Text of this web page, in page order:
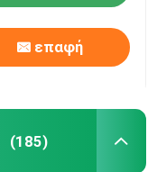
επαφή
(185)